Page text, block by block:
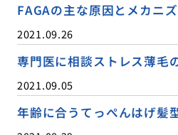
FAGAの主な原因とメカニ
2021.09.26
専門医に相談ストレス薄毛
2021.09.05
年齢に合うてっぺんはげ髪